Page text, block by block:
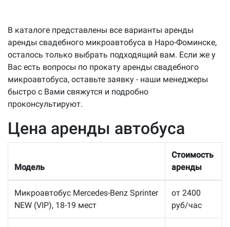
В каталоге представлены все варианты аренды
аренды свадебного микроавтобуса в Наро-Фоминске,
осталось только выбрать подходящий вам. Если же у
Вас есть вопросы по прокату аренды свадебного
микроавтобуса, оставьте заявку - наши менеджеры
быстро с Вами свяжутся и подробно
проконсультируют.
Цена аренды автобуса
Модель
Стоимость
аренды
Микроавтобус Mercedes-Benz Sprinter
NEW (VIP), 18-19 мест
от 2400
руб/час